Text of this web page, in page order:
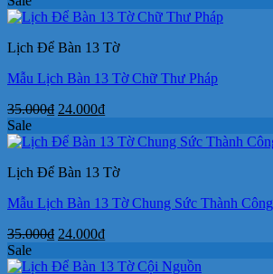
là:
tại
24.000₫.
Lịch Để Bàn 13 Tờ
Mẫu Lịch Bàn 13 Tờ Chữ Thư Pháp
35.000₫ Giá
là:
24.000₫Giá
tại
24.000₫.
Sale
Lịch Để Bàn 13 Tờ
Mẫu Lịch Bàn 13 Tờ Chung Sức Thành Công
35.000₫ Giá
là:
24.000₫Giá
tại
Sale